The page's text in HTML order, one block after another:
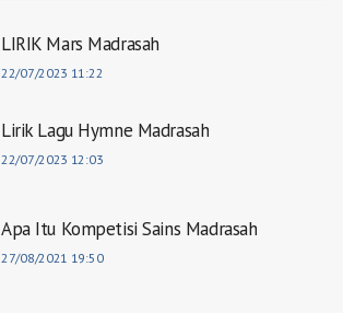
LIRIK Mars Madrasah
22/07/2023 11:22
Lirik Lagu Hymne Madrasah
22/07/2023 12:03
Apa Itu Kompetisi Sains Madrasah
27/08/2021 19:50